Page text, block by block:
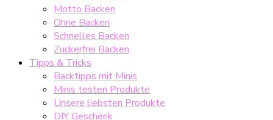
Motto Backen
Ohne Backen
Schnelles Backen
Zuckerfrei Backen
Tipps & Tricks
Backtipps mit Minis
Minis testen Produkte
Unsere liebsten Produkte
DIY Geschenk